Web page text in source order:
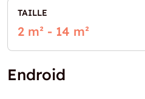
TAILLE
2 m² - 14 m²
Endroid